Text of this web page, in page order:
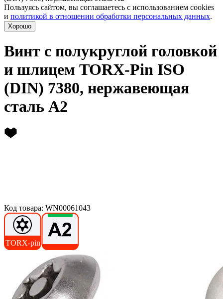
Пользуясь сайтом, вы соглашаетесь с использованием cookies
и политикой в отношении обработки персональных данных.
Хорошо
Винт с полукруглой головкой
и шлицем TORX-Pin ISO
(DIN) 7380, нержавеющая
сталь А2
Код товара: WN00061043